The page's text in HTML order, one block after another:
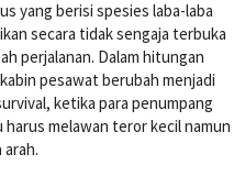
yang berisi spesies laba-laba
secara tidak sengaja terbuka
perjalanan. Dalam hitungan
pesawat berubah menjadi
ketika para penumpang
harus melawan teror kecil namun